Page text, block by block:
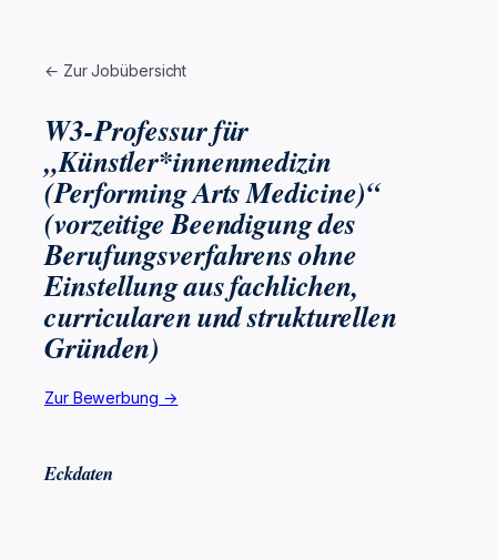
← Zur Jobübersicht
W3-Professur für
„Künstler*innenmedizin
(Performing Arts Medicine)“
(vorzeitige Beendigung des
Berufungsverfahrens ohne
Einstellung aus fachlichen,
curricularen und strukturellen
Gründen)
Zur Bewerbung →
Eckdaten